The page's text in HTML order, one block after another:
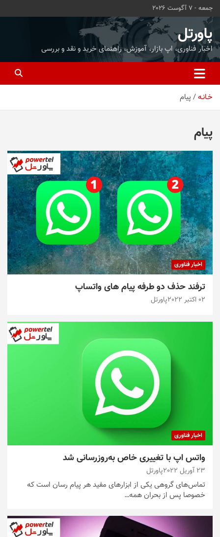
محتوا
بروید
جمعه - 7 آگوست 2026
پاورتل
اخبار فناوری، اپ بازار، آموزش، راهنمای خرید و نقد و بررسی
خـانـه پیام
پیام
اخبار فناوری
ترفند حذف دو طرفه پیام های واتساپ
02 اکتبر 2022 پاورتل
اخبار فناوری
واتس اپ با تغییری خاص به‌روزرسانی شد
23 آوریل 2022 پاورتل
تماس‌های گروهی یکی از ابزارهای مفید هر پیام رسان است که
خصوصا پس از بحران همه…